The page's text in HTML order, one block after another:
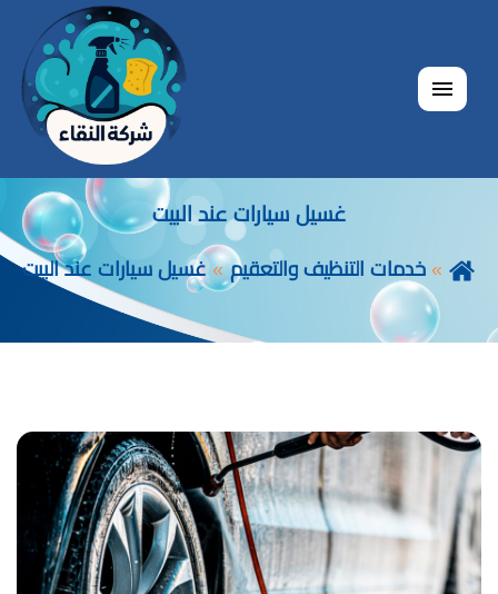
القائمة
غسيل سيارات عند البيت
خدمات التنظيف والتعقيم غسيل سيارات عند البيت